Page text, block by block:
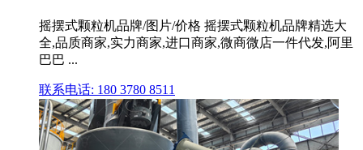
摇摆式颗粒机品牌/图片/价格 摇摆式颗粒机品牌精选大
全,品质商家,实力商家,进口商家,微商微店一件代发,阿里
巴巴 ...
联系电话: 180 3780 8511